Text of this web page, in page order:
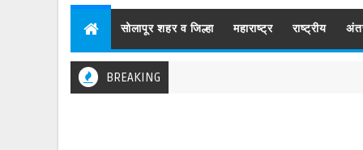
सोलापूर शहर व जिल्हा महाराष्ट्र राष्ट्रीय
BREAKING